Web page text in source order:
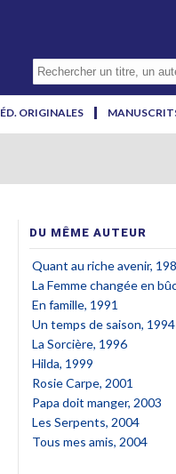
ÉD. ORIGINALES
DU MÊME AUTEUR
Quant au riche avenir,
La Femme changée en
En famille, 1991
Un temps de saison, 1994
La Sorcière, 1996
Hilda, 1999
Rosie Carpe, 2001
Papa doit manger, 2003
Les Serpents, 2004
Tous mes amis, 2004